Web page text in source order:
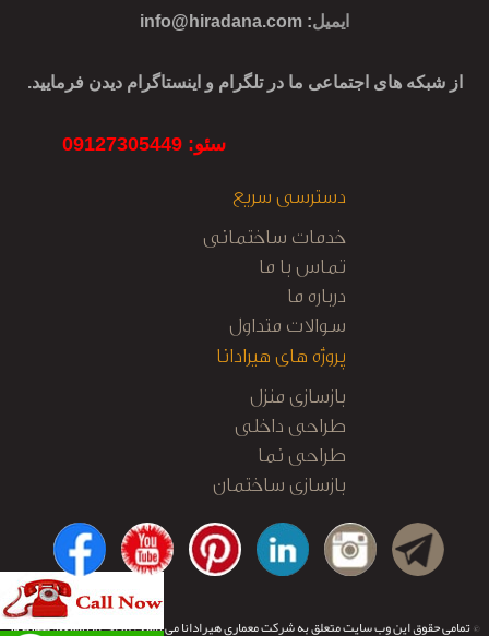
ایمیل:
info@hiradana.com
از شبکه های اجتماعی ما در تلگرام و اینستاگرام دیدن فرمایید.
سئو: 09127305449
دسترسی سریع
خدمات ساختمانی
تماس با ما
درباره ما
سوالات متداول
پروژه های هیرادانا
بازسازی منزل
طراحی داخلی
طراحی نما
بازسازی ساختمان
کابینت آشپزخانه
نظارت و اجرا
© تمامی حقوق این وب سایت متعلق به شرکت معماری هیرادانا می باشد.طراحی و توسعه:تیم نرم